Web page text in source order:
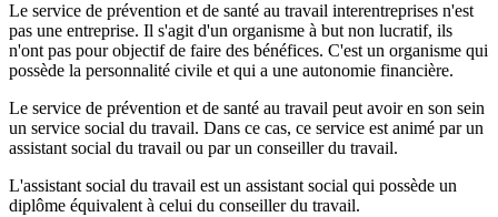
Le service de prévention et de santé au travail interentreprises n'est
pas une entreprise. Il s'agit d'un organisme à but non lucratif, ils
n'ont pas pour objectif de faire des bénéfices. C'est un organisme qui
possède la personnalité civile et qui a une autonomie financière.
Le service de prévention et de santé au travail peut avoir en son sein
un service social du travail. Dans ce cas, ce service est animé par un
assistant social du travail ou par un conseiller du travail.
L'assistant social du travail est un assistant social qui possède un
diplôme équivalent à celui du conseiller du travail.